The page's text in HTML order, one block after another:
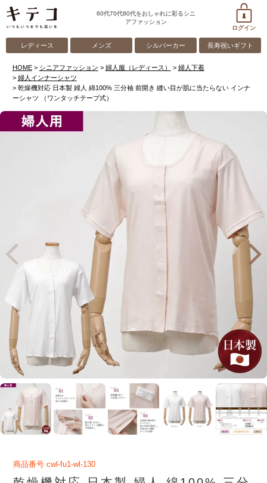
60代70代80代をおしゃれに彩るシニ
アファッション
ログイン
レディース メンズ シルバーカー 長寿祝いギフト
HOME シニアファッション 婦人服（レディース）
婦人下着
婦人インナーシャツ
乾燥機対応 日本製 婦人 綿100% 三分袖 前開き 縫い目が肌に当たらない インナ
ーシャツ （ワンタッチテープ式）
商品番号 cwl-fu1-wl-130